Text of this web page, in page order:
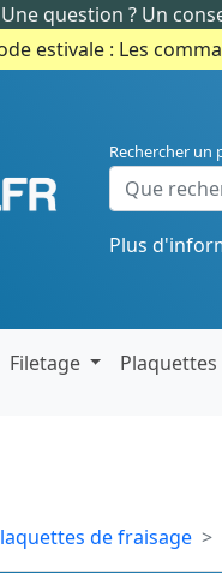
Une question ? Un
estivale : Les
Rechercher un
Plus
Filetage Plaquettes
de fraisage